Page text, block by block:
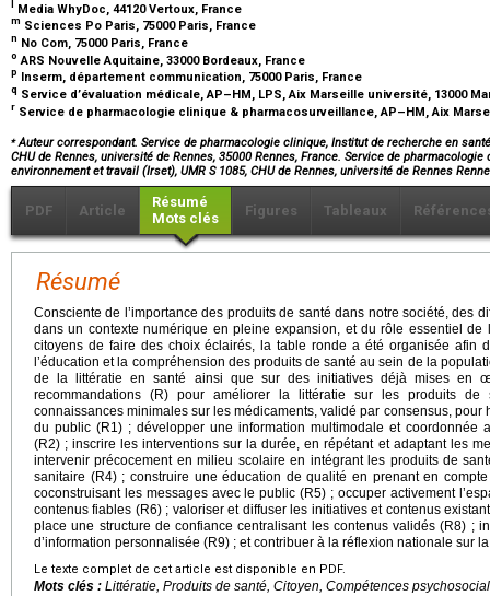
Media WhyDoc, 44120 Vertoux, France
m Sciences Po Paris, 75000 Paris, France
n No Com, 75000 Paris, France
o ARS Nouvelle Aquitaine, 33000 Bordeaux, France
p Inserm, département communication, 75000 Paris, France
q Service d’évaluation médicale, AP–HM, LPS, Aix Marseille université, 13000
r Service de pharmacologie clinique & pharmacosurveillance, AP–HM, Aix
⁎Auteur correspondant. Service de pharmacologie clinique, Institut de recherche en
CHU de Rennes, université de Rennes, 35000 Rennes, France. Service de
environnement et travail (Irset), UMR S 1085, CHU de Rennes, université de Rennes
PDF Article
Résumé
Mots clés
Figures Tableaux
Résumé
Consciente de l’importance des produits de santé dans notre société, des
dans un contexte numérique en pleine expansion, et du rôle essentiel
citoyens de faire des choix éclairés, la table ronde a été organisée afin
l’éducation et la compréhension des produits de santé au sein de la
de la littératie en santé ainsi que sur des initiatives déjà mises en
recommandations (R) pour améliorer la littératie sur les produits
connaissances minimales sur les médicaments, validé par consensus,
du public (R1) ; développer une information multimodale et coordonnée
(R2) ; inscrire les interventions sur la durée, en répétant et adaptant les
intervenir précocement en milieu scolaire en intégrant les produits de
sanitaire (R4) ; construire une éducation de qualité en prenant en
coconstruisant les messages avec le public (R5) ; occuper activement
contenus fiables (R6) ; valoriser et diffuser les initiatives et contenus
place une structure de confiance centralisant les contenus validés (R8) ;
d’information personnalisée (R9) ; et contribuer à la réflexion nationale sur
Le texte complet de cet article est disponible en PDF.
Mots clés : Littératie, Produits de santé, Citoyen, Compétences